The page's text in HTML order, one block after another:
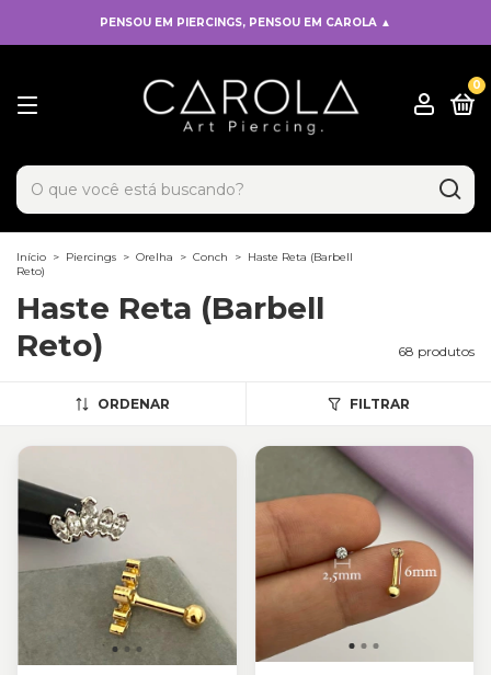
PENSOU EM PIERCINGS, PENSOU EM CAROLA ▲
0
x
Adicionado ao carrinho!
Início > Piercings > Orelha > Conch > Haste Reta (Barbell
Reto)
Haste Reta (Barbell
Reto)
68 produtos
ORDENAR FILTRAR